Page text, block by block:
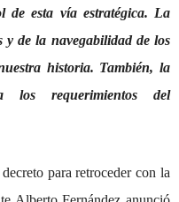
de esta vía estratégica. La
de la navegabilidad de los
historia. También, la
los requerimientos del
para retroceder con la